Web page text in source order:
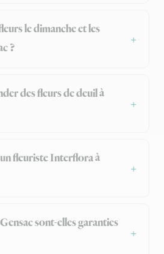
le dimanche et les
?
des fleurs de deuil à
fleuriste Interflora à
sont-elles garanties